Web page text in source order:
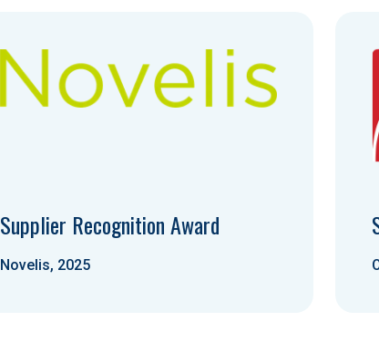
Supplier Recognition Award
Novelis, 2025